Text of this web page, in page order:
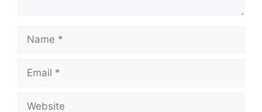
Name
Email
Website